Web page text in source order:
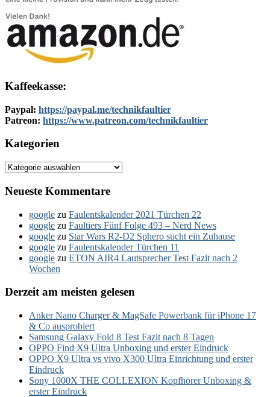
Kaffeekasse:
Paypal: https://paypal.me/technikfaultier
Patreon: https://www.patreon.com/technikfaultier
Kategorien
Kategorien
Neueste Kommentare
google zu Faulentskalender 2021 Türchen 22
google zu Faultiers Fünf Folge 493 – Nerd News
google zu Star Wars R2-D2 Sphero sucht ein Zuhause
google zu Faulentskalender Türchen 11
google zu ETON AIR4 Lautsprecher Test Fazit nach 2
Wochen
Derzeit am meisten gelesen
Anker Nano Charger & MagSafe Powerbank für iPhone 17
& Co ausprobiert
Samsung Galaxy Fold 8 Test Fazit nach 8 Tagen
OPPO Find X9 Ultra Unboxing und erster Eindruck
OPPO X9 Ultra vs vivo X300 Ultra Einrichtung und erster
Eindruck
Sony 1000X THE COLLEXION Kopfhörer Unboxing &
erster Eindruck